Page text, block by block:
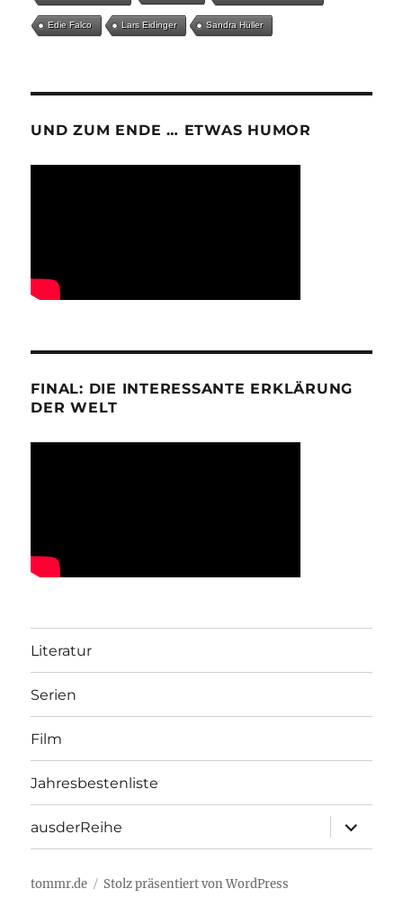
Edie Falco Lars Eidinger Sandra Hüller
UND ZUM ENDE … ETWAS HUMOR
FINAL: DIE INTERESSANTE ERKLÄRUNG
DER WELT
Literatur
Serien
Film
Jahresbestenliste
ausderReihe
öffnen
tommr.de Stolz präsentiert von WordPress